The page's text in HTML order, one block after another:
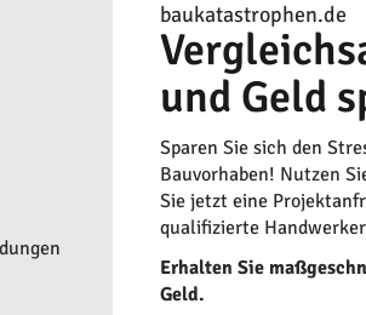
Das Unternehmen
baukatastrophen.de
und Geld
Sparen Sie sich den
Bauvorhaben! Nutzen
Sie jetzt eine
qualifizierte
Erhalten Sie
Geld.